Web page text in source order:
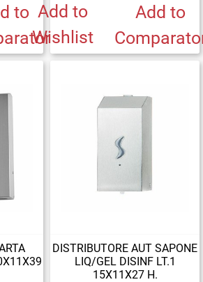
to Add to
Wishlist
Add to
DISTRIBUTORE AUT SAPONE
LIQ/GEL DISINF LT.1
15X11X27 H.